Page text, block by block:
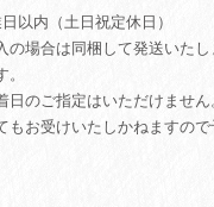
以内（土日祝定休日）
場合は同梱して発送いた
のご指定はいただけません
もお受けいたしかねますので